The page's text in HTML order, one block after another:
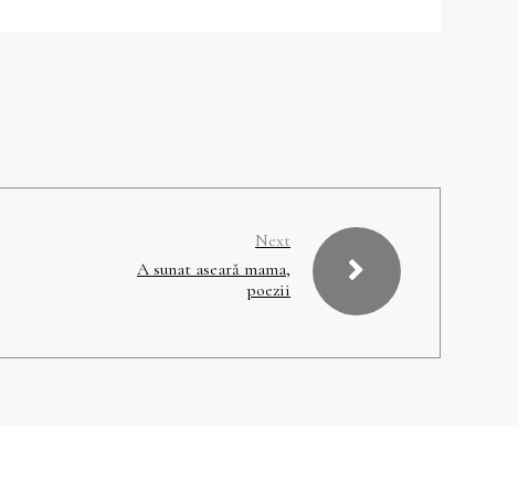
Next
A sunat aseară mama,
poezii